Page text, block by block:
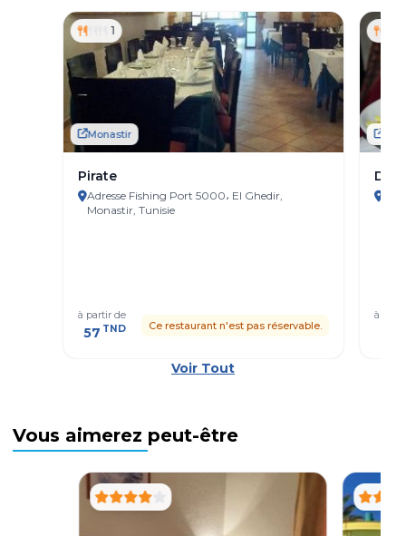
1
Monastir
Pirate
Adresse Fishing Port 5000، El Ghedir,
Monastir, Tunisie
à partir de
57 TND Ce restaurant n'est pas réservable.
Dar
à
Voir Tout
Vous aimerez peut-être